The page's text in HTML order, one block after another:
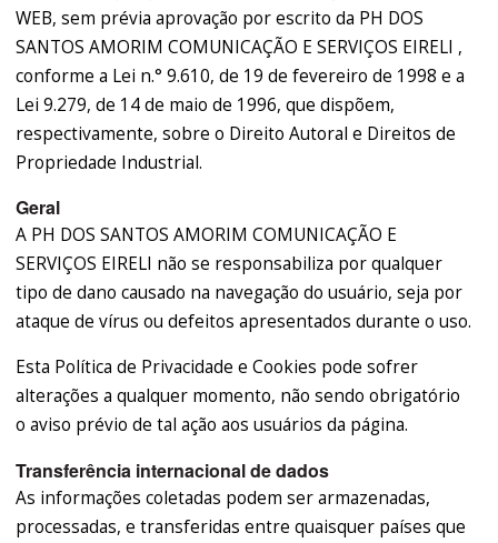
WEB, sem prévia aprovação por escrito da PH DOS
SANTOS AMORIM COMUNICAÇÃO E SERVIÇOS EIRELI ,
conforme a Lei n.° 9.610, de 19 de fevereiro de 1998 e a
Lei 9.279, de 14 de maio de 1996, que dispõem,
respectivamente, sobre o Direito Autoral e Direitos de
Propriedade Industrial.
Geral
A PH DOS SANTOS AMORIM COMUNICAÇÃO E
SERVIÇOS EIRELI não se responsabiliza por qualquer
tipo de dano causado na navegação do usuário, seja por
ataque de vírus ou defeitos apresentados durante o uso.
Esta Política de Privacidade e Cookies pode sofrer
alterações a qualquer momento, não sendo obrigatório
o aviso prévio de tal ação aos usuários da página.
Transferência internacional de dados
As informações coletadas podem ser armazenadas,
processadas, e transferidas entre quaisquer países que